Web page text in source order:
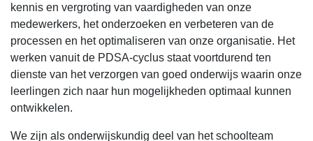
kennis en vergroting van vaardigheden van onze
medewerkers, het onderzoeken en verbeteren van de
processen en het optimaliseren van onze organisatie. Het
werken vanuit de PDSA-cyclus staat voortdurend ten
dienste van het verzorgen van goed onderwijs waarin onze
leerlingen zich naar hun mogelijkheden optimaal kunnen
ontwikkelen.
We zijn als onderwijskundig deel van het schoolteam